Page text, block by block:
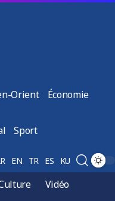
Orient Économie
Sport
EN TR ES KU
Vidéo